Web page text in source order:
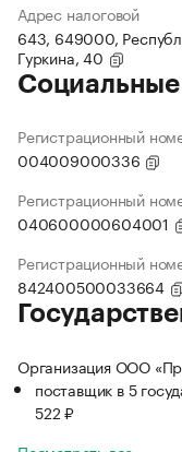
Адрес налоговой
643, 649000,
Гуркина, 40
Регистрационный
004009000336
Регистрационный
040600000604001
Регистрационный
842400500033664
Организация ООО
поставщик в 5
522 ₽